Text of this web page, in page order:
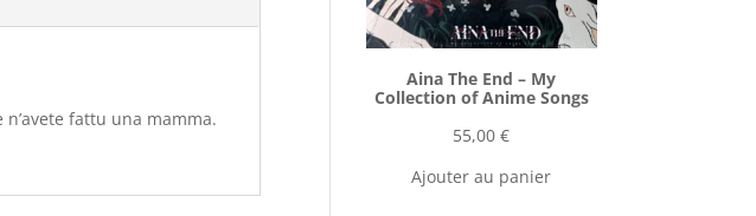
fattu una mamma.
Aina The End ‎– My
Collection of Anime Songs
55,00€
Ajouter au panier